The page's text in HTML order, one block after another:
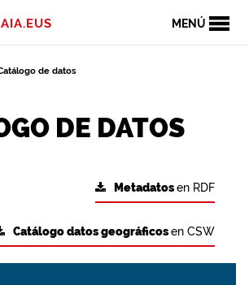
MENÚ
de datos
DE DATOS
Metadatosen RDF
Catálogo datos geográficosen CSW